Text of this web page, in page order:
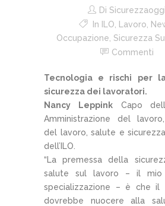
Di Sicurezzaoggi
In
ILO Lavoro
Occupazione Sicurezza
Commenti
Tecnologia e rischi per
sicurezza dei lavoratori.
Nancy LeppinkCapo
Amministrazione del
del lavoro, salute e
dell’ILO.
“La premessa della
salute sul lavoro – il mio
specializzazione – è che il
dovrebbe nuocere alla